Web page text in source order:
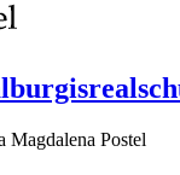
Magdalena Postel